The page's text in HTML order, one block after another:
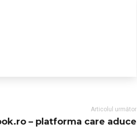
Articolul următor
– platforma care aduce